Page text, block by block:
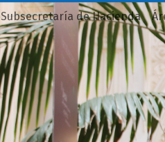
Subsecretaría de Hacienda